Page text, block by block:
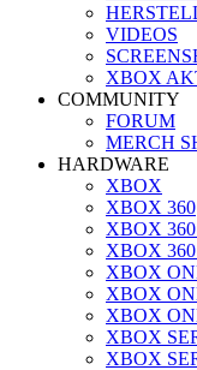
VIDEOS
XBOX
COMMUNITY
FORUM
MERCH
HARDWARE
XBOX
XBOX 360
XBOX
XBOX
XBOX
XBOX
XBOX
XBOX
XBOX